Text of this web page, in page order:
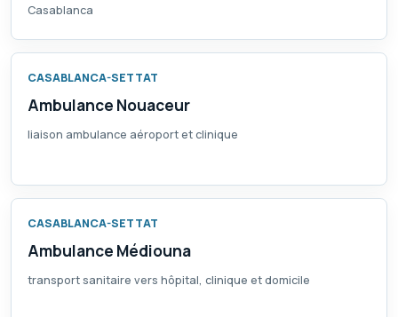
Casablanca
CASABLANCA-SETTAT
Ambulance Nouaceur
liaison ambulance aéroport et clinique
CASABLANCA-SETTAT
Ambulance Médiouna
transport sanitaire vers hôpital, clinique et domicile